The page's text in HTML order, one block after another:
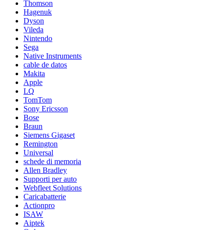
Thomson
Hagenuk
Dyson
Vileda
Nintendo
Sega
Native Instruments
cable de datos
Makita
Apple
LQ
TomTom
Sony Ericsson
Bose
Braun
Siemens Gigaset
Remington
Universal
schede di memoria
Allen Bradley
Supporti per auto
Webfleet Solutions
Caricabatterie
Actionpro
ISAW
Aiptek